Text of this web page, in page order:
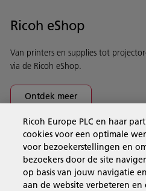
Ricoh eShop
Van printers en supplies tot
via de Ricoh eShop.
Ontdek meer
Business Solutions
Producten en services
Ricoh Europe PLC en haar
cookies voor een optimale
voor bezoekerstellingen en
bezoekers door de site
op basis van jouw navigatie
aan de website verbeteren en